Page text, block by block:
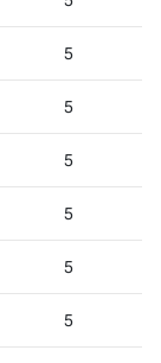
5
5
5
5
5
5